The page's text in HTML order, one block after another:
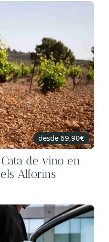
desde 69,90€
de vino en
Alforins